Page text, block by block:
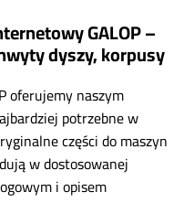
GALOP –
dyszy, korpusy
oferujemy naszym
potrzebne w
części do maszyn
w dostosowanej
i opisem